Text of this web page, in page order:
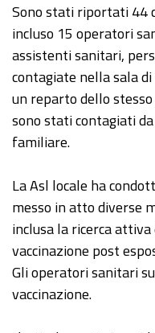
Sono stati riportati 44
incluso 15 operatori
assistenti sanitari,
contagiate nella sala
un reparto dello
sono stati contagiati
familiare.
La Asl locale ha
messo in atto diverse
inclusa la ricerca
vaccinazione post
Gli operatori sanitari
vaccinazione.